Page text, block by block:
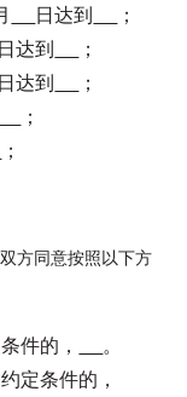
日达到
；
日达到
；
日达到
；
；
；
方同意按照以下方
件的，
。
定条件的，